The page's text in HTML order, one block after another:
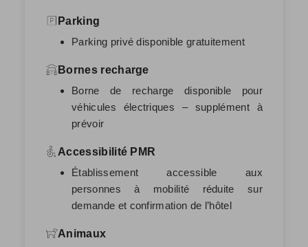
Parking
Parking privé disponible gratuitement
Bornes recharge
Borne de recharge disponible pour
véhicules électriques – supplément à
prévoir
Accessibilité PMR
Établissement accessible aux
personnes à mobilité réduite sur
demande et confirmation de l’hôtel
Animaux